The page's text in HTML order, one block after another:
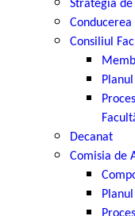
Strategia
Consiliul
Decanat
Comisia de